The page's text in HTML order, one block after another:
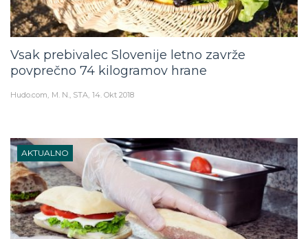
Vsak prebivalec Slovenije letno zavrže
povprečno 74 kilogramov hrane
Hudo.com M. N., STA 14. Okt 2018
AKTUALNO